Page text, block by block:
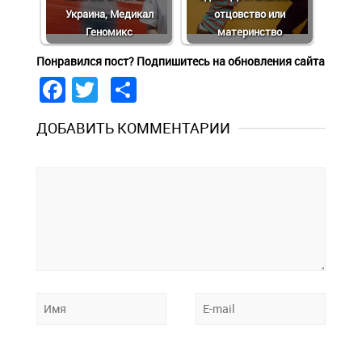
Украина, Медикал
Геномикс
отцовство или
материнство
Понравился пост? Подпишитесь на обновления сайта
Facebook
Twitter
ДОБАВИТЬ КОММЕНТАРИИ